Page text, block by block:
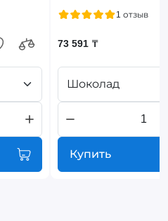
1 отзыв
73 591 ₸
Шоколад
Купить